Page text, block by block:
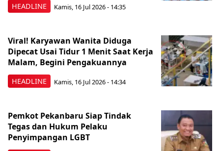
HEADLINE Kamis, 16 Jul 2026 - 14:35
HEADLINE
Viral! Karyawan Wanita Diduga
Dipecat Usai Tidur 1 Menit Saat Kerja
Malam, Begini Pengakuannya
Kamis, 16 Jul 2026 - 14:34
Pemkot Pekanbaru Siap Tindak
Tegas dan Hukum Pelaku
Penyimpangan LGBT